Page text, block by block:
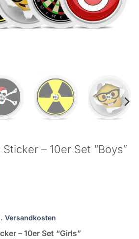
– 10er Set “Boys”
Versandkosten
– 10er Set “Girls”